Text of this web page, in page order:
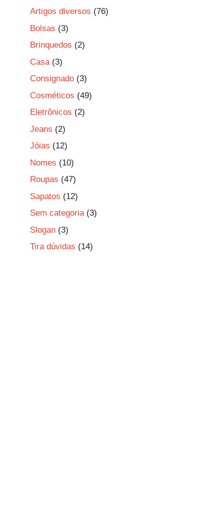
Artigos diversos (76)
Bolsas (3)
Brinquedos (2)
Casa (3)
Consignado (3)
Cosméticos (49)
Eletrônicos (2)
Jeans (2)
Jóias (12)
Nomes (10)
Roupas (47)
Sapatos (12)
Sem categoria(3)
Slogan (3)
Tira dúvidas (14)